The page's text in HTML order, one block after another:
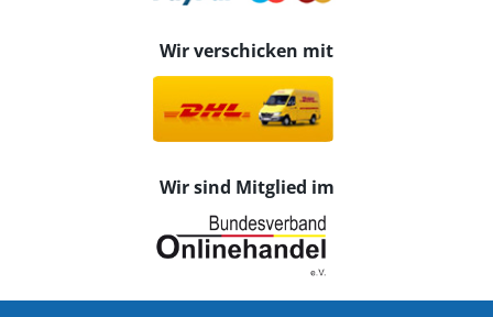
Wir verschicken mit
Wir sind Mitglied im